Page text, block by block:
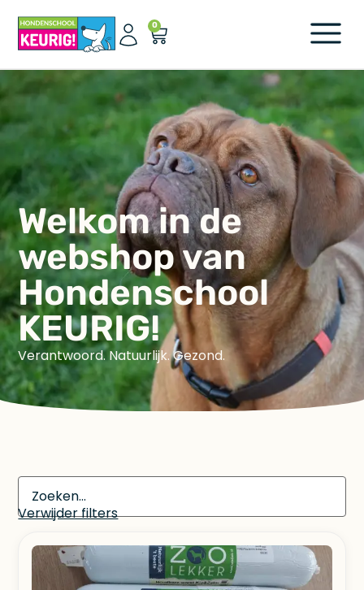
0
Welkom in de
webshop van
Hondenschool
KEURIG!
Verantwoord. Natuurlijk. Gezond.
Verwijder filters